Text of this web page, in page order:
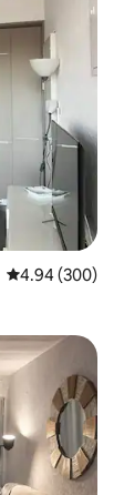
レビュー300
4.94 (300)